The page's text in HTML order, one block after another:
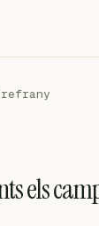
refrany
els